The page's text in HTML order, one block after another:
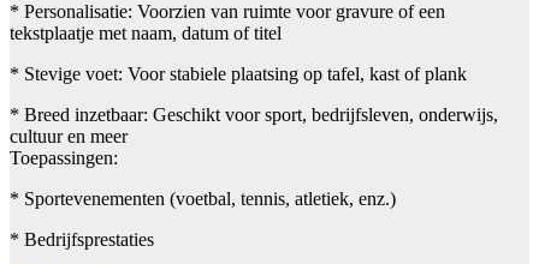
* Personalisatie: Voorzien van ruimte voor gravure of een
tekstplaatje met naam, datum of titel
* Stevige voet: Voor stabiele plaatsing op tafel, kast of plank
* Breed inzetbaar: Geschikt voor sport, bedrijfsleven, onderwijs,
cultuur en meer
Toepassingen:
* Sportevenementen (voetbal, tennis, atletiek, enz.)
* Bedrijfsprestaties